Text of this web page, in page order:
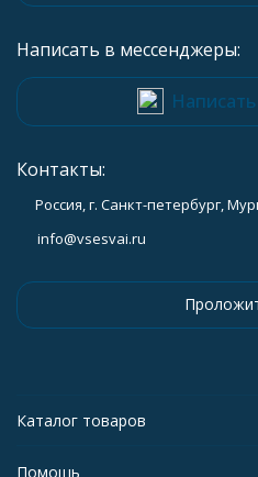
Написать в мессенджеры:
Контакты:
Россия, г. Санкт-петербург,
info@vsesvai.ru
Каталог товаров
Помощь